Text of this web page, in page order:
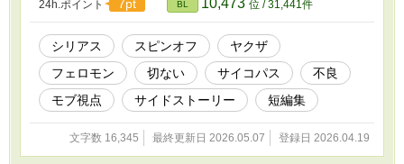
は、物音に気付いて夫の眠る部屋へと向かう。
そこで見たのは、美しいながらも残酷な光景だ
った。 【ホラー系】 『ハニートラップ』 近日
公開 取り立てに来たのは、大翔の代理である若
葉だった。美しい容姿と色気に堪えかね、ムラ
ムラを抑えきれない建設会社の社長は、若葉を
社長室に誘導し…… 【青年系】 『蜜談』 シリ
ーズ4に掲載 とあるバーにて。 工藤若葉に呼び
出された美沢大翔は、とあるお願いをされ──
(今後本編にも絡む内容を含んでいます) 【日常
24h.ポイント 7pt BL 10,473 位 / 31,441件
シリアス スピンオフ
ヤクザ
フェロモン
切ない サイコパス
不良
モブ視点
サイドストーリー 短編集
文字数 16,345 最終更新日 2026.05.07 登録日 2026.04.19